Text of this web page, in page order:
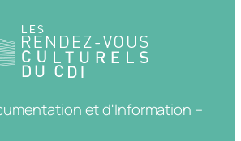
et d'Information –